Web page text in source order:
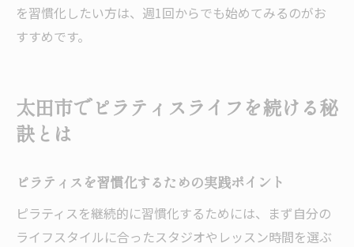
を習慣化したい方は、週1回からでも始めてみるのがお
すすめです。
太田市でピラティスライフを続ける秘
訣とは
ピラティスを習慣化するための実践ポイント
ピラティスを継続的に習慣化するためには、まず自分の
ライフスタイルに合ったスタジオやレッスン時間を選ぶ